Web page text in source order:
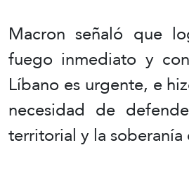
Macron señaló que
fuego inmediato y
Líbano es urgente, e
necesidad de
territorial y la